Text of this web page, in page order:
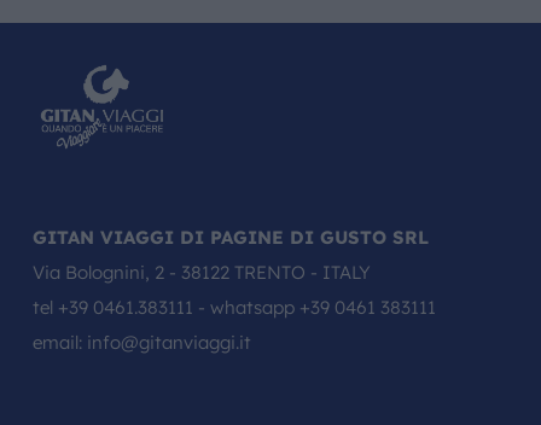
GITAN VIAGGI DI PAGINE DI GUSTO SRL
Via Bolognini, 2 - 38122 TRENTO - ITALY
tel +39 0461.383111 - whatsapp +39 0461 383111
email: info@gitanviaggi.it